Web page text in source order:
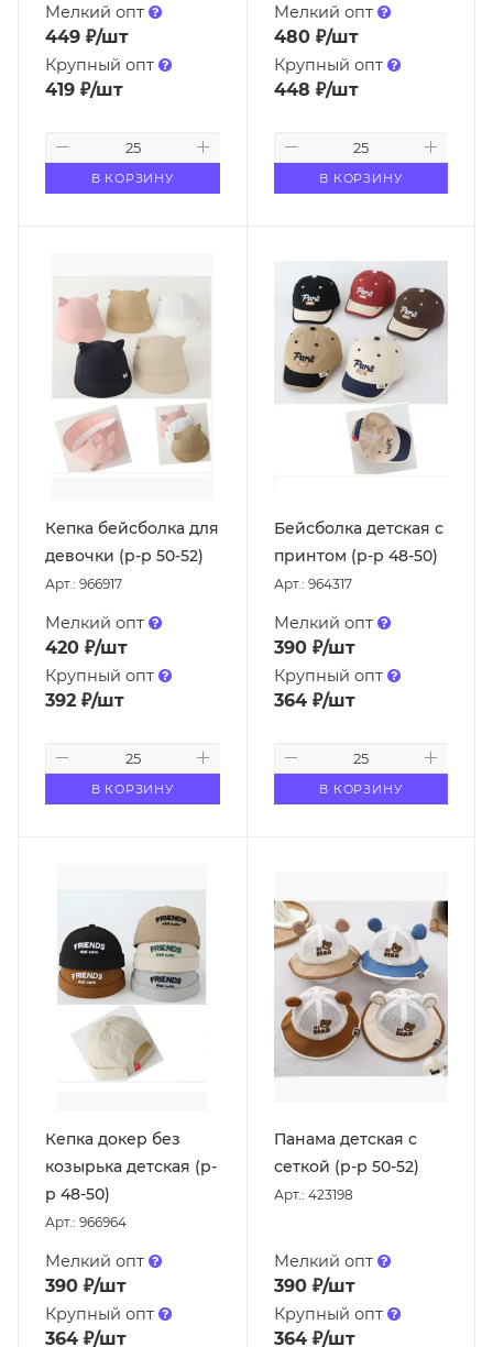
Мелкий опт
449 ₽/шт
Крупный опт
419 ₽/шт
В КОРЗИНУ
Мелкий опт
480₽/шт
Крупный опт
448 ₽/шт
В КОРЗИНУ
Кепка бейсболка для
девочки (р-р 50-52)
Арт.: 966917
Мелкий опт
420 ₽/шт
Крупный опт
392 ₽/шт
В КОРЗИНУ
Бейсболка детская с
принтом (р-р 48-50)
Арт.: 964317
Мелкий опт
390₽/шт
Крупный опт
364₽/шт
В КОРЗИНУ
Кепка докер без
козырька детская (р-
р 48-50)
Арт.: 966964
Мелкий опт
390 ₽/шт
Крупный опт
364 ₽/шт
Панама детская с
сеткой (р-р 50-52)
Арт.: 423198
Мелкий опт
390₽/шт
Крупный опт
364₽/шт